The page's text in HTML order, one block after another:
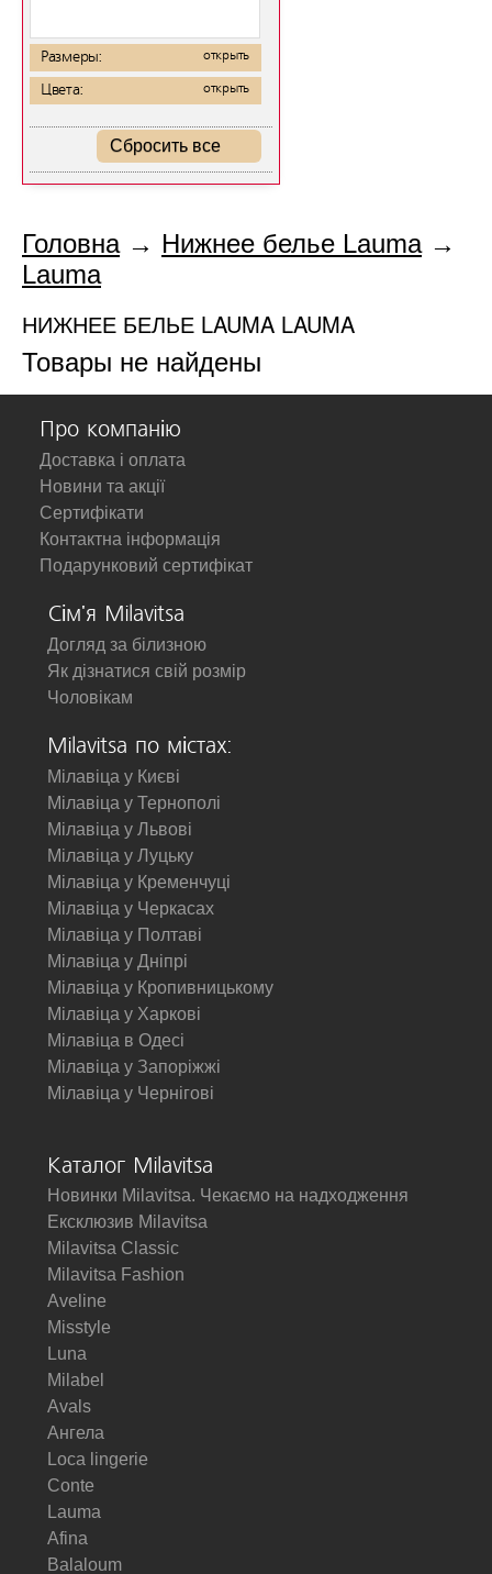
Размеры: открыть
Цвета: открыть
Сбросить все
Головна→ Нижнее белье Lauma→
Lauma
НИЖНЕЕ БЕЛЬЕ LAUMA LAUMA
Товары не найдены
Про компанію
Доставка і оплата
Новини та акції
Сертифікати
Контактна інформація
Подарунковий сертифікат
Сім'я Milavitsa
Догляд за білизною
Як дізнатися свій розмір
Чоловікам
Milavitsa по містах:
Мілавіца у Києві
Мілавіца у Тернополі
Мілавіца у Львові
Мілавіца у Луцьку
Мілавіца у Кременчуці
Мілавіца у Черкасах
Мілавіца у Полтаві
Мілавіца у Дніпрі
Мілавіца у Кропивницькому
Мілавіца у Харкові
Мілавіца в Одесі
Мілавіца у Запоріжжі
Мілавіца у Чернігові
Каталог Milavitsa
Новинки Milavitsa. Чекаємо на надходження
Ексклюзив Milavitsa
Milavitsa Classic
Milavitsa Fashion
Aveline
Misstyle
Luna
Milabel
Avals
Ангела
Loca lingerie
Conte
Lauma
Afina
Balaloum